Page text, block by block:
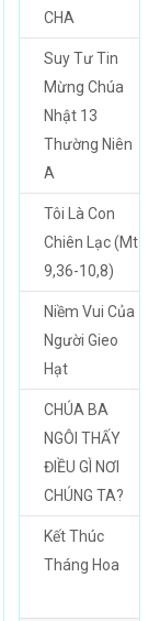
CHA
Suy Tư Tin
Mừng Chúa
Nhật 13
Thường Niên
A
Tôi Là Con
Chiên Lạc (Mt
9,36-10,8)
Niềm Vui Của
Người Gieo
Hạt
CHÚA BA
NGÔI THẤY
ĐIỀU GÌ NƠI
CHÚNG TA?
Kết Thúc
Tháng Hoa